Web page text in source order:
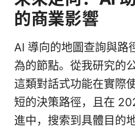
的商業影響
AI 導向的地圖查詢與路
為的節點。從我研究的
這類對話式功能在實際
短的決策路徑，且在
進中，搜索到具體目的